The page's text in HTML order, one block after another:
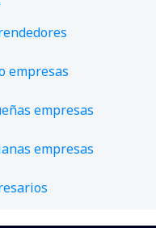
empresas
empresas
empresas